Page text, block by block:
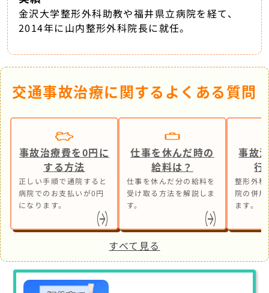
金沢大学整形外科助教や福井県立病院を経て、
2014年に山内整形外科院長に就任。
交通事故治療に関するよくある質問
事故治療費を0円に
する方法
正しい手順で通院すると
病院でのお支払いが0円
になります。
仕事を休んだ時の
給料は？
仕事を休んだ分の給料を
受け取る方法を解説しま
す。
事故
行
整形外
院の併
ます。
すべて見る